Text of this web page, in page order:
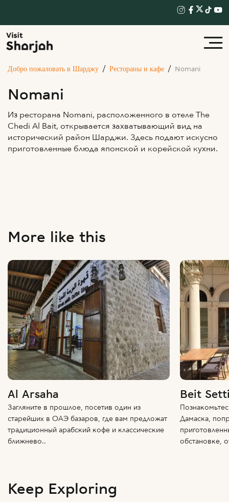
Добро пожаловать в Шарджу Рестораны и кафе Nomani
Nomani
Из ресторана Nomani, расположенного в отеле The
Chedi Al Bait, открывается захватывающий вид на
исторический район Шарджи. Здесь подают искусно
приготовленные блюда японской и корейской кухни.
More like this
Al Arsaha
Загляните в прошлое, посетив один из
старейших в ОАЭ базаров, где вам предложат
традиционный арабский кофе и классические
ближнево..
Beit
Дамаска,
обстановке,
Keep Exploring